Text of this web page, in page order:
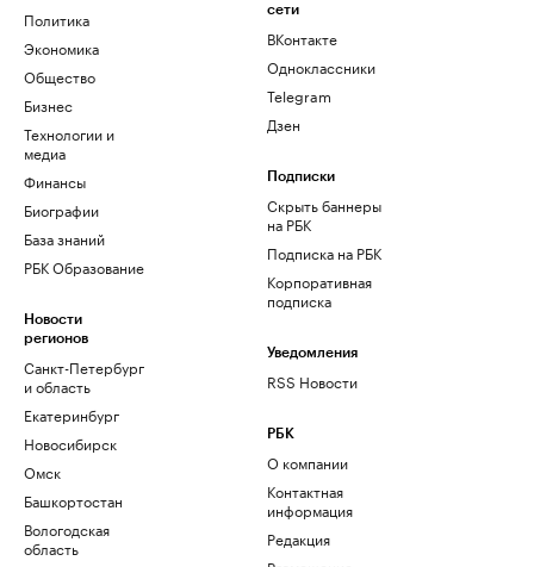
Политика
Экономика
Общество
Бизнес
Технологии и
медиа
Финансы
Биографии
База знаний
РБК Образование
Новости
регионов
Санкт-Петербург
и область
Екатеринбург
Новосибирск
Омск
Башкортостан
Вологодская
область
сети
ВКонтакте
Одноклассники
Telegram
Дзен
Подписки
Скрыть баннеры
на РБК
Подписка на РБК
Корпоративная
подписка
Уведомления
RSS Новости
РБК
О компании
Контактная
информация
Редакция